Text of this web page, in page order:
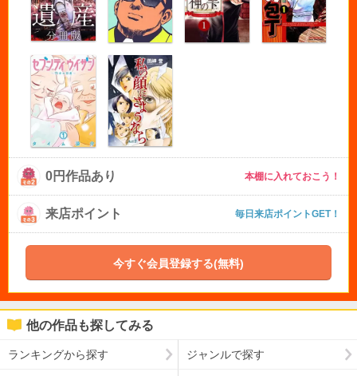
0円作品あり 本棚に入れておこう！
来店ポイント 毎日来店ポイントGET！
今すぐ会員登録する(無料)
他の作品も探してみる
ランキングから探す ジャンルで探す